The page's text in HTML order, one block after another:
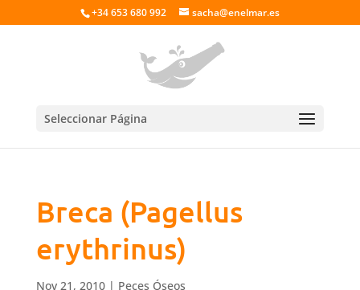
+34 653 680 992 sacha@enelmar.es
Seleccionar Página
Breca (Pagellus
erythrinus)
Nov 21, 2010| Peces Óseos